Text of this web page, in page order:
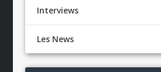
Interviews
Les News